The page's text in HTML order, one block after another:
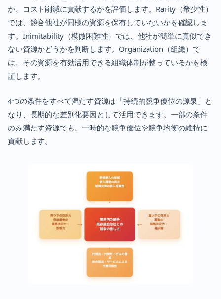
か、コスト削減に貢献するかを評価します。Rarity（希少性）
では、競合他社が同様の資源を保有していないかを確認しま
す。Inimitability（模倣困難性）では、他社が簡単に真似でき
ない資源かどうかを判断します。Organization（組織）で
は、その資源を有効活用できる組織体制が整っているかを検
証します。
4つの条件をすべて満たす資源は「持続的競争優位の源泉」と
なり、長期的な差別化要因として活用できます。一部の条件
のみ満たす資源でも、一時的な競争優位や競争均衡の維持に
貢献します。